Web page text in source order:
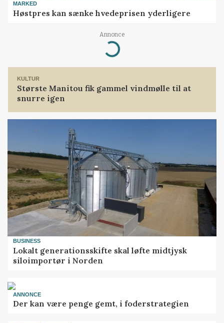
MARKED
Høstpres kan sænke hvedeprisen yderligere
Annonce
Loading...
KULTUR
Største Manitou fik gammel vindmølle til at
snurre igen
BUSINESS
Lokalt generationsskifte skal løfte midtjysk
siloimportør i Norden
ANNONCE
Der kan være penge gemt, i foderstrategien